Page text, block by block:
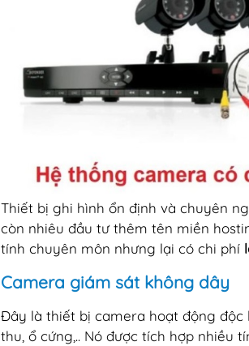
Thiết bị ghi hình ổn định và chuyên
còn nhiêu đầu tư thêm tên miền
tính chuyên môn nhưng lại có chi phí
Camera giám sát không dây
Đây là thiết bị camera hoạt động
thu, ổ cứng,.. Nó được tích hợp nhiều